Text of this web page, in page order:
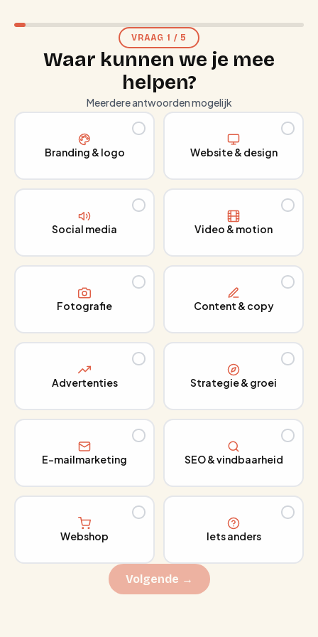
VRAAG 1 / 5
Waar kunnen we je mee
helpen?
Meerdere antwoorden mogelijk
Branding & logo Website & design
Social media Video & motion
Fotografie Content & copy
Advertenties Strategie & groei
E-mailmarketing SEO & vindbaarheid
Webshop Iets anders
Volgende →